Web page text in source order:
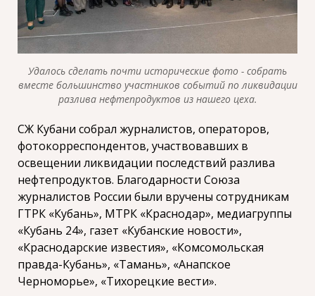
Удалось сделать почти исторические фото - собрать
вместе большинство участников событий по ликвидации
разлива нефтепродуктов из нашего цеха.
СЖ Кубани собрал журналистов, операторов,
фотокорреспондентов, участвовавших в
освещении ликвидации последствий разлива
нефтепродуктов. Благодарности Союза
журналистов России были вручены сотрудникам
ГТРК «Кубань», МТРК «Краснодар», медиагруппы
«Кубань 24», газет «Кубанские новости»,
«Краснодарские известия», «Комсомольская
правда-Кубань», «Тамань», «Анапское
Черноморье», «Тихорецкие вести».